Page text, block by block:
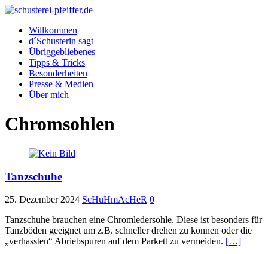
Willkommen
d´Schusterin sagt
Übriggebliebenes
Tipps & Tricks
Besonderheiten
Presse & Medien
Über mich
Chromsohlen
Tanzschuhe
25. Dezember 2024 ScHuHmAcHeR 0
Tanzschuhe brauchen eine Chromledersohle. Diese ist besonders für
Tanzböden geeignet um z.B. schneller drehen zu können oder die
„verhassten“ Abriebspuren auf dem Parkett zu vermeiden. […]